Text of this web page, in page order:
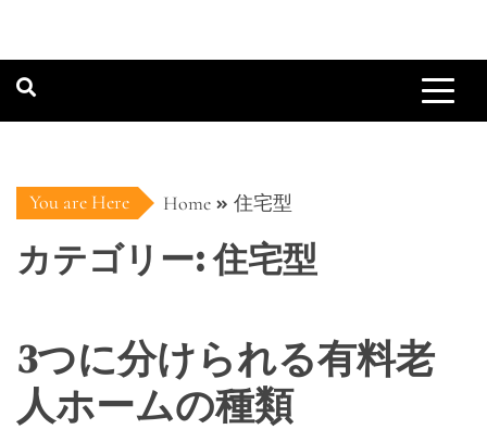
You are Here Home 住宅型
カテゴリー:住宅型
3つに分けられる有料老
人ホームの種類